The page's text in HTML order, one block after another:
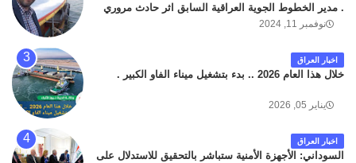
. مدير الخطوط الجوية العراقية السابق اثر حادث مروري
داخل مطار البصرة الدولي اليوم الاثنين على الطريق
كان سبب الحادث يعود لتصادم عجلته مع عجلة نوع كيا بنكو
تابعة لشركة الهلال الماسكة لإعمار مطار البصرة الدولي .
سائلين الله عز وجل ان يتغمد الفقيد بواسع رحمته ، و انا
نوفمبر 11, 2024
اخبار العراق
خلال هذا العام 2026 .. بدء بتشغيل ميناء الفاو الكبير .
يناير 05, 2026
اخبار العراق
السوداني: الأجهزة الأمنية ستباشر بالتحقيق للاستدلال على